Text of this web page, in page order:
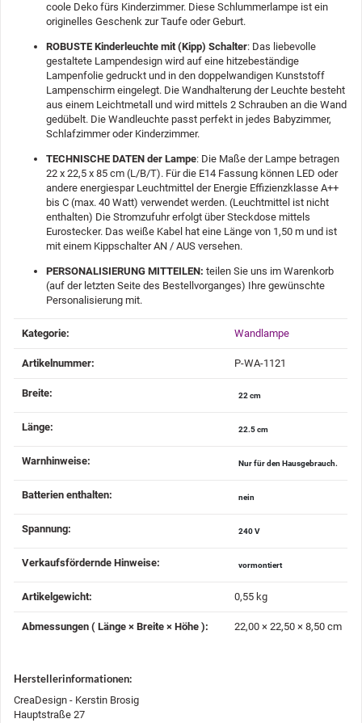
coole Deko fürs Kinderzimmer. Diese Schlummerlampe ist ein
originelles Geschenk zur Taufe oder Geburt.
ROBUSTE Kinderleuchte mit (Kipp) Schalter: Das liebevolle
gestaltete Lampendesign wird auf eine hitzebeständige
Lampenfolie gedruckt und in den doppelwandigen Kunststoff
Lampenschirm eingelegt. Die Wandhalterung der Leuchte besteht
aus einem Leichtmetall und wird mittels 2 Schrauben an die Wand
gedübelt. Die Wandleuchte passt perfekt in jedes Babyzimmer,
Schlafzimmer oder Kinderzimmer.
TECHNISCHE DATEN der Lampe: Die Maße der Lampe betragen
22 x 22,5 x 85 cm (L/B/T). Für die E14 Fassung können LED oder
andere energiespar Leuchtmittel der Energie Effizienzklasse A++
bis C (max. 40 Watt) verwendet werden. (Leuchtmittel ist nicht
enthalten) Die Stromzufuhr erfolgt über Steckdose mittels
Eurostecker. Das weiße Kabel hat eine Länge von 1,50 m und ist
mit einem Kippschalter AN / AUS versehen.
PERSONALISIERUNG MITTEILEN: teilen Sie uns im Warenkorb
(auf der letzten Seite des Bestellvorganges) Ihre gewünschte
Personalisierung mit.
Produkteigenschaft
Wert
Kategorie: Wandlampe
Artikelnummer: P-WA-1121
Breite‍: 22 cm
Länge‍: 22.5 cm
Warnhinweise‍: Nur für den Hausgebrauch.
Batterien enthalten‍: nein
Spannung‍: 240 V
Verkaufsfördernde Hinweise‍: vormontiert
Artikelgewicht‍: 0,55 kg
Abmessungen ( Länge × Breite × Höhe )‍: 22,00 × 22,50 × 8,50 cm
Herstellerinformationen:
CreaDesign - Kerstin Brosig
Hauptstraße 27